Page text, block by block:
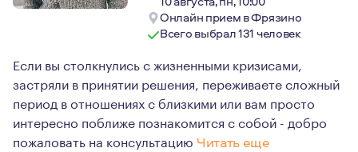
Онлайн прием в Фрязино
Всего выбрал 131 человек
Если вы столкнулись с жизненными кризисами,
застряли в принятии решения, переживаете сложный
период в отношениях с близкими или вам просто
интересно поближе познакомится с собой - добро
пожаловать на консультацию Читать еще